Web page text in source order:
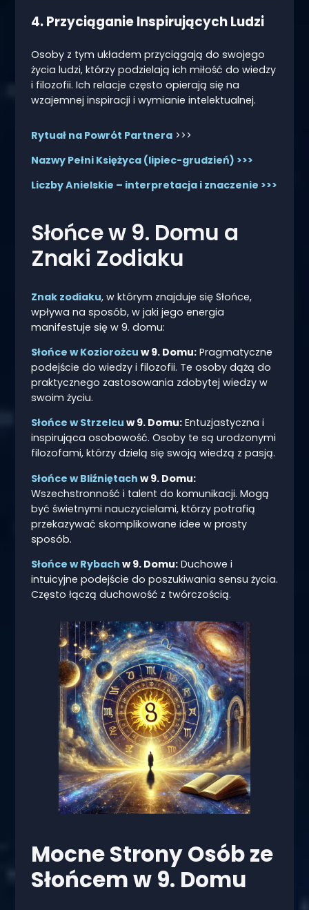
4. Przyciąganie Inspirujących Ludzi
Osoby z tym układem przyciągają do swojego
życia ludzi, którzy podzielają ich miłość do wiedzy
i filozofii. Ich relacje często opierają się na
wzajemnej inspiracji i wymianie intelektualnej.
Rytuał na Powrót Partnera>>>
Nazwy Pełni Księżyca (lipiec-grudzień) >>>
Liczby Anielskie – interpretacja i znaczenie >>>
Słońce w 9. Domu a
Znaki Zodiaku
Znak zodiaku, w którym znajduje się Słońce,
wpływa na sposób, w jaki jego energia
manifestuje się w 9. domu:
Słońce w Koziorożcu w 9. Domu:Pragmatyczne
podejście do wiedzy i filozofii. Te osoby dążą do
praktycznego zastosowania zdobytej wiedzy w
swoim życiu.
Słońce w Strzelcu w 9. Domu:Entuzjastyczna i
inspirująca osobowość. Osoby te są urodzonymi
filozofami, którzy dzielą się swoją wiedzą z pasją.
Słońce w Bliźniętach w 9. Domu:
Wszechstronność i talent do komunikacji. Mogą
być świetnymi nauczycielami, którzy potrafią
przekazywać skomplikowane idee w prosty
sposób.
Słońce w Rybach w 9. Domu:Duchowe i
intuicyjne podejście do poszukiwania sensu życia.
Często łączą duchowość z twórczością.
Mocne Strony Osób ze
Słońcem w 9. Domu